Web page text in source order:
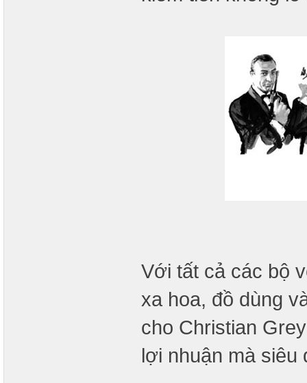
Với tất cả các bộ
xa hoa, đồ dùng
cho Christian
lợi nhuận mà siêu